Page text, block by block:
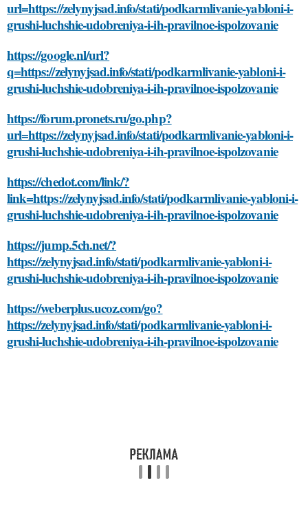
url=https://zelynyjsad.info/stati/podkarmlivanie-yabloni-i-
grushi-luchshie-udobreniya-i-ih-pravilnoe-ispolzovanie
https://google.nl/url?
q=https://zelynyjsad.info/stati/podkarmlivanie-yabloni-i-
grushi-luchshie-udobreniya-i-ih-pravilnoe-ispolzovanie
https://forum.pronets.ru/go.php?
url=https://zelynyjsad.info/stati/podkarmlivanie-yabloni-i-
grushi-luchshie-udobreniya-i-ih-pravilnoe-ispolzovanie
https://chedot.com/link/?
link=https://zelynyjsad.info/stati/podkarmlivanie-yabloni-i-
grushi-luchshie-udobreniya-i-ih-pravilnoe-ispolzovanie
https://jump.5ch.net/?
https://zelynyjsad.info/stati/podkarmlivanie-yabloni-i-
grushi-luchshie-udobreniya-i-ih-pravilnoe-ispolzovanie
https://weberplus.ucoz.com/go?
https://zelynyjsad.info/stati/podkarmlivanie-yabloni-i-
grushi-luchshie-udobreniya-i-ih-pravilnoe-ispolzovanie